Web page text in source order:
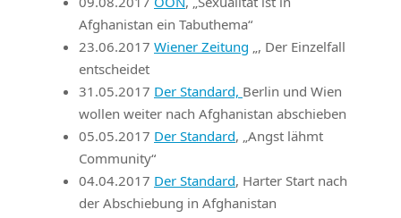
Afghanistan ein Tabuthema“
23.06.2017 Wiener Zeitung „, Der Einzelfall
entscheidet
31.05.2017 Der Standard, Berlin und Wien
wollen weiter nach Afghanistan abschieben
05.05.2017 Der Standard, „Angst lähmt
Community“
04.04.2017 Der Standard, Harter Start nach
der Abschiebung in Afghanistan